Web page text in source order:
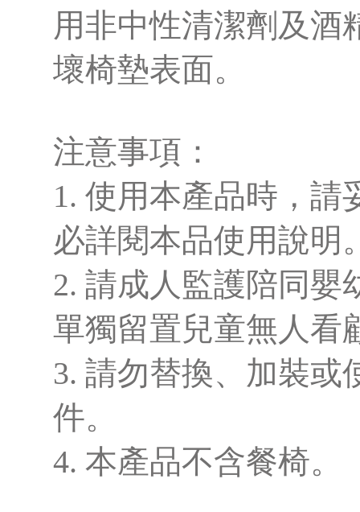
用非中性清潔劑及酒
壞椅墊表面。
注意事項：
1. 使用本產品時，請
必詳閱本品使用說明
2. 請成人監護陪同嬰
單獨留置兒童無人看
3. 請勿替換、加裝或
件。
4. 本產品不含餐椅。